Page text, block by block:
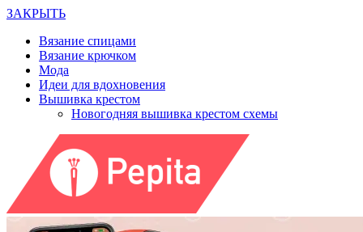
ЗАКРЫТЬ
Вязание спицами
Вязание крючком
Мода
Идеи для вдохновения
Вышивка крестом
Новогодняя вышивка крестом схемы